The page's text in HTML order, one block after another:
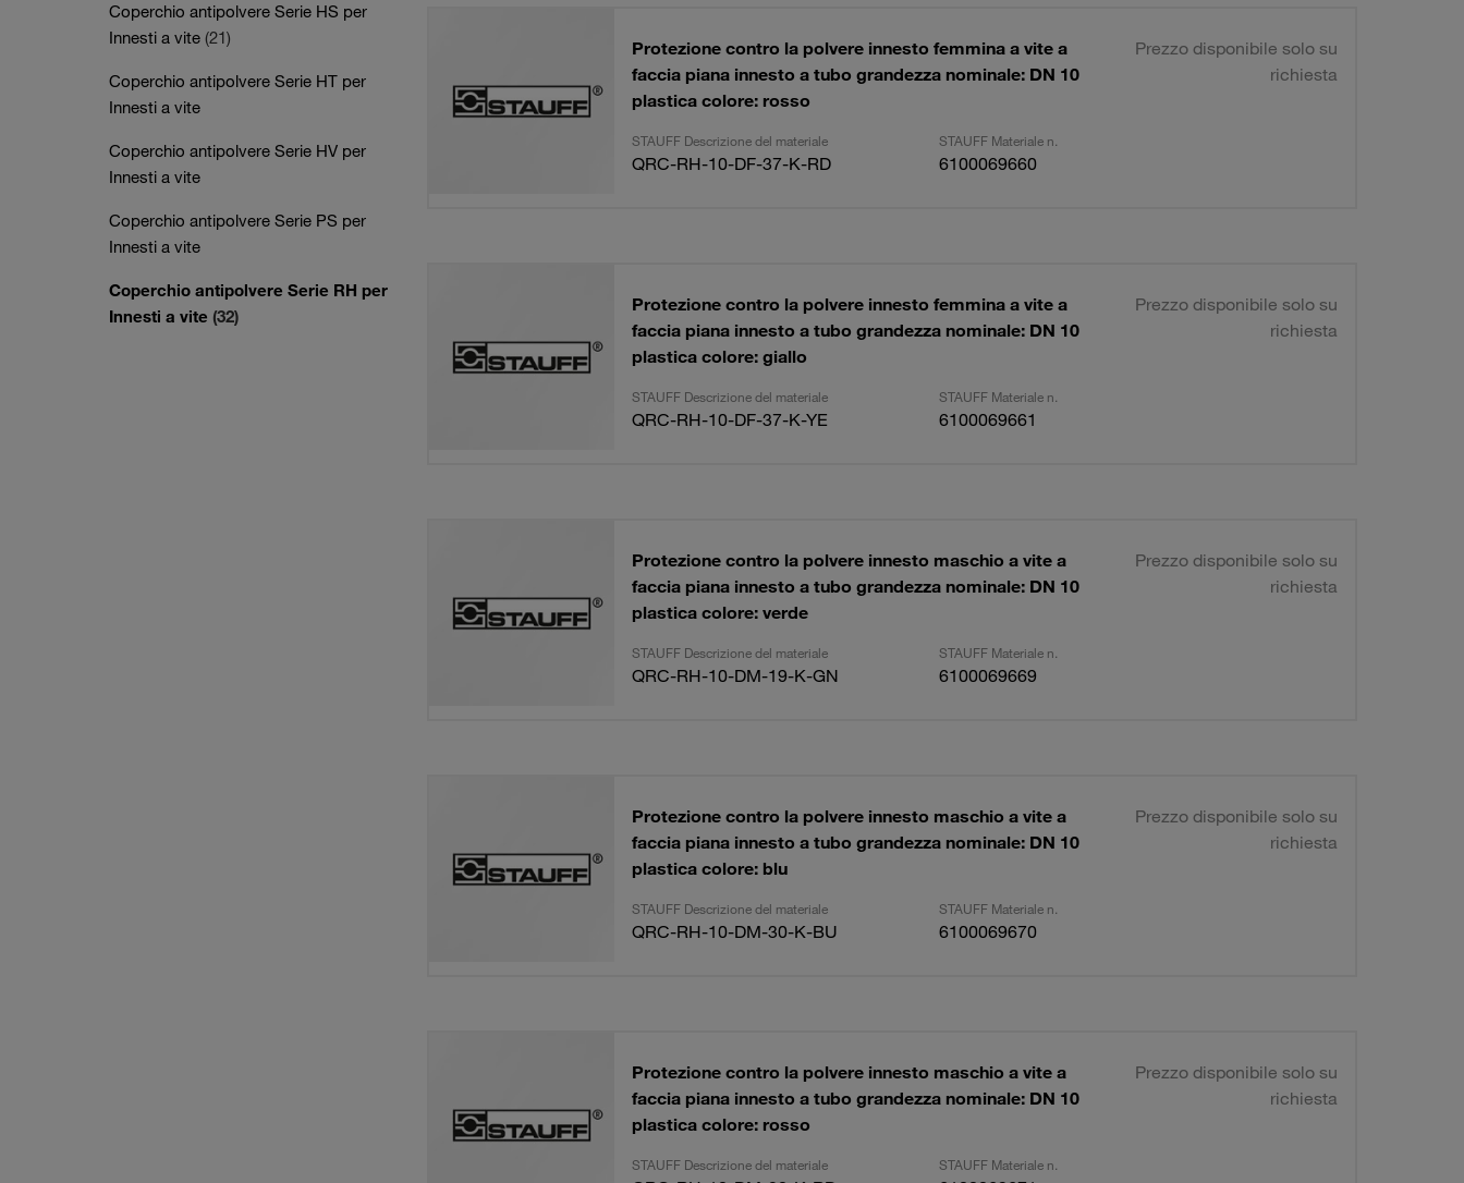
Coperchio antipolvere Serie HS per
Innesti a vite (21)
Coperchio antipolvere Serie HT per
Innesti a vite
Coperchio antipolvere Serie HV per
Innesti a vite
Coperchio antipolvere Serie PS per
Innesti a vite
Coperchio antipolvere Serie RH per
Innesti a vite (32)
Protezione contro la polvere innesto femmina a vite a
faccia piana innesto a tubo grandezza nominale: DN 10
plastica colore: rosso
Prezzo disponibile solo su
richiesta
STAUFF Descrizione del materiale STAUFF Materiale n.
QRC-RH-10-DF-37-K-RD 6100069660
Protezione contro la polvere innesto femmina a vite a
faccia piana innesto a tubo grandezza nominale: DN 10
plastica colore: giallo
Prezzo disponibile solo su
richiesta
STAUFF Descrizione del materiale STAUFF Materiale n.
QRC-RH-10-DF-37-K-YE 6100069661
Protezione contro la polvere innesto maschio a vite a
faccia piana innesto a tubo grandezza nominale: DN 10
plastica colore: verde
Prezzo disponibile solo su
richiesta
STAUFF Descrizione del materiale STAUFF Materiale n.
QRC-RH-10-DM-19-K-GN 6100069669
Protezione contro la polvere innesto maschio a vite a
faccia piana innesto a tubo grandezza nominale: DN 10
plastica colore: blu
Prezzo disponibile solo su
richiesta
STAUFF Descrizione del materiale STAUFF Materiale n.
QRC-RH-10-DM-30-K-BU 6100069670
Protezione contro la polvere innesto maschio a vite a
faccia piana innesto a tubo grandezza nominale: DN 10
plastica colore: rosso
Prezzo disponibile solo su
richiesta
STAUFF Descrizione del materiale STAUFF Materiale n.